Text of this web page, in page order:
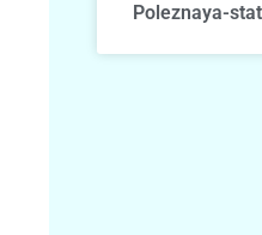
Poleznaya-